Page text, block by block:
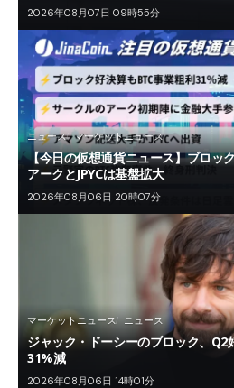
2026年08月07日 09時55分
ニュース マーケットニュース
【今日の仮想通貨ニュース】ブロッ
アークとJPYCは基盤拡大
2026年08月06日 20時07分
マーケットニュース ニュース
ジャック・ドーシーのブロック、Q2
31%減
2026年08月06日 14時01分